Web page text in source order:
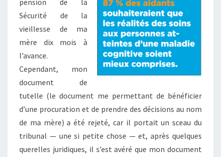
pension de la
Sécurité de la
vieillesse de ma
mère dix mois à
l’avance.
Cependant, mon
document de
tutelle (le document me permettant de bénéficier
d’une procuration et de prendre des décisions au nom
de ma mère) a été rejeté, car il portait un sceau du
tribunal — une si petite chose — et, après quelques
querelles juridiques, il s’est avéré que mon document